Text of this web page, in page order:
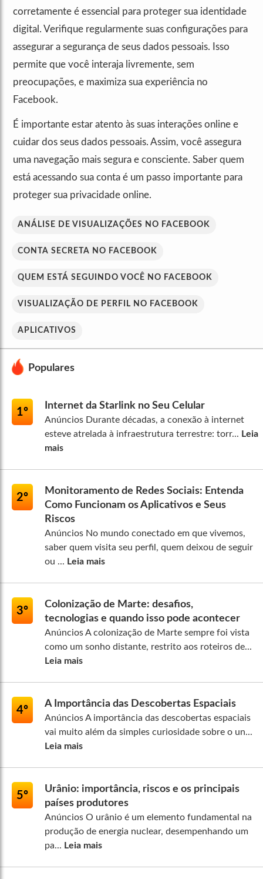
corretamente é essencial para proteger sua identidade
digital. Verifique regularmente suas configurações para
assegurar a segurança de seus dados pessoais. Isso
permite que você interaja livremente, sem
preocupações, e maximiza sua experiência no
Facebook.
É importante estar atento às suas interações online e
cuidar dos seus dados pessoais. Assim, você assegura
uma navegação mais segura e consciente. Saber quem
está acessando sua conta é um passo importante para
proteger sua privacidade online.
ANÁLISE DE VISUALIZAÇÕES NO FACEBOOK
CONTA SECRETA NO FACEBOOK
QUEM ESTÁ SEGUINDO VOCÊ NO FACEBOOK
VISUALIZAÇÃO DE PERFIL NO FACEBOOK
APLICATIVOS
Populares
1º
Internet da Starlink no Seu Celular
Anúncios Durante décadas, a conexão à internet
esteve atrelada à infraestrutura terrestre: torr... Leia
mais
2º
Monitoramento de Redes Sociais: Entenda
Como Funcionam os Aplicativos e Seus
Riscos
Anúncios No mundo conectado em que vivemos,
saber quem visita seu perfil, quem deixou de seguir
ou ... Leia mais
3º
Colonização de Marte: desafios,
tecnologias e quando isso pode acontecer
Anúncios A colonização de Marte sempre foi vista
como um sonho distante, restrito aos roteiros de...
Leia mais
4º
A Importância das Descobertas Espaciais
Anúncios A importância das descobertas espaciais
vai muito além da simples curiosidade sobre o un...
Leia mais
5º
Urânio: importância, riscos e os principais
países produtores
Anúncios O urânio é um elemento fundamental na
produção de energia nuclear, desempenhando um
pa... Leia mais